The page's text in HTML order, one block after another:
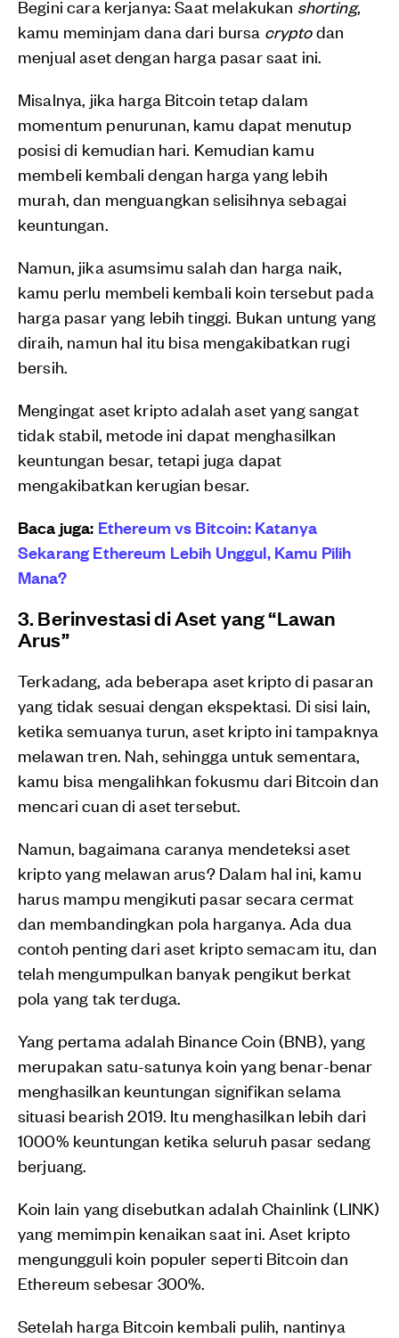
Begini cara kerjanya: Saat melakukan shorting,
kamu meminjam dana dari bursa cryptodan
menjual aset dengan harga pasar saat ini.
Misalnya, jika harga Bitcoin tetap dalam
momentum penurunan, kamu dapat menutup
posisi di kemudian hari. Kemudian kamu
membeli kembali dengan harga yang lebih
murah, dan menguangkan selisihnya sebagai
keuntungan.
Namun, jika asumsimu salah dan harga naik,
kamu perlu membeli kembali koin tersebut pada
harga pasar yang lebih tinggi. Bukan untung yang
diraih, namun hal itu bisa mengakibatkan rugi
bersih.
Mengingat aset kripto adalah aset yang sangat
tidak stabil, metode ini dapat menghasilkan
keuntungan besar, tetapi juga dapat
mengakibatkan kerugian besar.
Baca juga: Ethereum vs Bitcoin: Katanya
Sekarang Ethereum Lebih Unggul, Kamu Pilih
Mana?
3. Berinvestasi di Aset yang “Lawan
Arus”
Terkadang, ada beberapa aset kripto di pasaran
yang tidak sesuai dengan ekspektasi. Di sisi lain,
ketika semuanya turun, aset kripto ini tampaknya
melawan tren. Nah, sehingga untuk sementara,
kamu bisa mengalihkan fokusmu dari Bitcoin dan
mencari cuan di aset tersebut.
Namun, bagaimana caranya mendeteksi aset
kripto yang melawan arus? Dalam hal ini, kamu
harus mampu mengikuti pasar secara cermat
dan membandingkan pola harganya. Ada dua
contoh penting dari aset kripto semacam itu, dan
telah mengumpulkan banyak pengikut berkat
pola yang tak terduga.
Yang pertama adalah Binance Coin (BNB), yang
merupakan satu-satunya koin yang benar-benar
menghasilkan keuntungan signifikan selama
situasi bearish 2019. Itu menghasilkan lebih dari
1000% keuntungan ketika seluruh pasar sedang
berjuang.
Koin lain yang disebutkan adalah Chainlink (LINK)
yang memimpin kenaikan saat ini. Aset kripto
mengungguli koin populer seperti Bitcoin dan
Ethereum sebesar 300%.
Setelah harga Bitcoin kembali pulih, nantinya